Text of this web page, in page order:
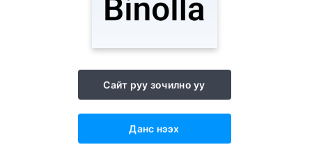
Сайт руу зочилно уу
Данс нээх